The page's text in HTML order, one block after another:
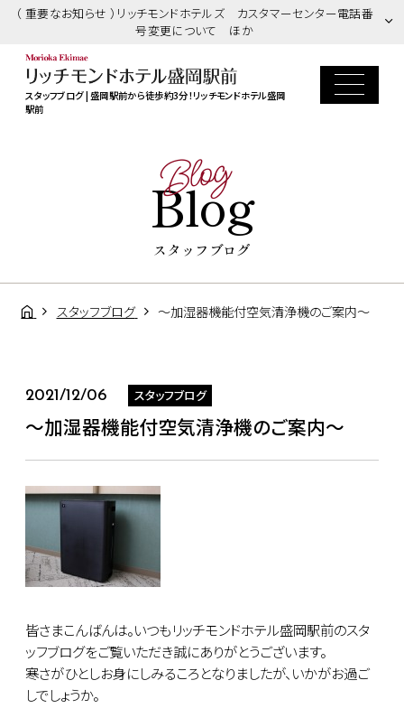
（ 重要なお知らせ ）リッチモンドホテルズ カスタマーセンター電話番
号変更について ほか
スタッフブログ | 盛岡駅前から徒歩約3分！リッチモンドホテル盛岡
駅前
Blog
Blog
スタッフブログ
スタッフブログ ～加湿器機能付空気清浄機のご案内～
2021/12/06 スタッフブログ
～加湿器機能付空気清浄機のご案内～
皆さまこんばんは。いつもリッチモンドホテル盛岡駅前のスタ
ッフブログをご覧いただき誠にありがとうございます。
寒さがひとしお身にしみるころとなりましたが、いかがお過ご
しでしょうか。